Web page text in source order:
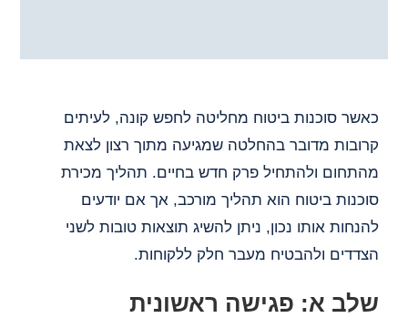
כאשר סוכנות ביטוח מחליטה לחפש קונה, לעיתים
קרובות מדובר בהחלטה שמגיעה מתוך רצון לצאת
מהתחום ולהתחיל פרק חדש בחיים. תהליך מכירת
סוכנות ביטוח הוא תהליך מורכב, אך אם יודעים
להנחות אותו נכון, ניתן להשיג תוצאות טובות לשני
הצדדים ולהבטיח מעבר חלק ללקוחות.
שלב א: פגישה ראשונית